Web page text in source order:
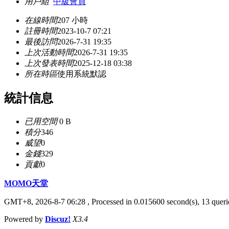
在線時間207 小時
註冊時間2023-10-7 07:21
最後訪問2026-7-31 19:35
上次活動時間2026-7-31 19:35
上次發表時間2025-12-18 03:38
所在時區使用系統默認
統計信息
已用空間0 B
積分346
威望0
金錢329
貢獻0
MOMO天堂
GMT+8, 2026-8-7 06:28 , Processed in 0.015600 second(s), 13
Powered by Discuz! X3.4